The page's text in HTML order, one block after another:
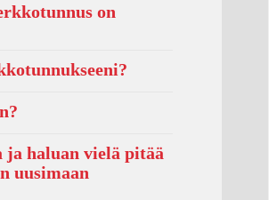
on
ja haluan vielä pitää
uusimaan